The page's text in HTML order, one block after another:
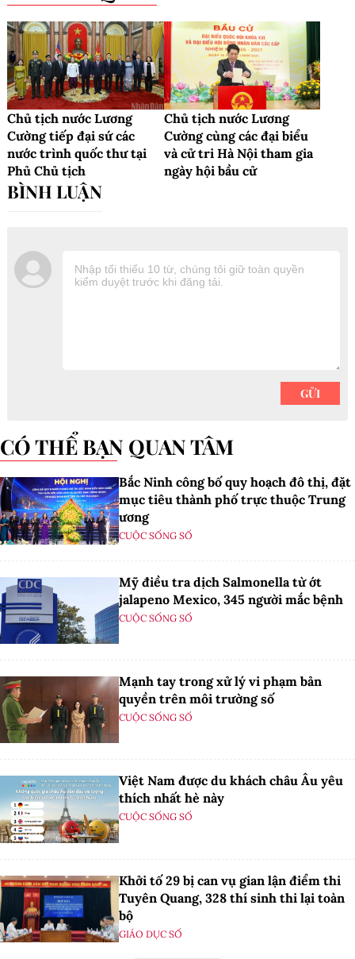
Chủ tịch nước Lương
Cường tiếp đại sứ các
nước trình quốc thư tại
Phủ Chủ tịch
Chủ tịch nước Lương
Cường cùng các đại biểu
và cử tri Hà Nội tham gia
ngày hội bầu cử
CÓ THỂ BẠN QUAN TÂM
Bắc Ninh công bố quy hoạch đô thị, đặt
mục tiêu thành phố trực thuộc Trung
ương
CUỘC SỐNG SỐ
Mỹ điều tra dịch Salmonella từ ớt
jalapeno Mexico, 345 người mắc bệnh
CUỘC SỐNG SỐ
Mạnh tay trong xử lý vi phạm bản
quyền trên môi trường số
CUỘC SỐNG SỐ
Việt Nam được du khách châu Âu yêu
thích nhất hè này
CUỘC SỐNG SỐ
Khởi tố 29 bị can vụ gian lận điểm thi
Tuyên Quang, 328 thí sinh thi lại toàn
bộ
GIÁO DỤC SỐ